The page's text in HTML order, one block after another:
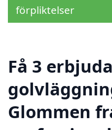
förpliktelser
Få 3
Glommen